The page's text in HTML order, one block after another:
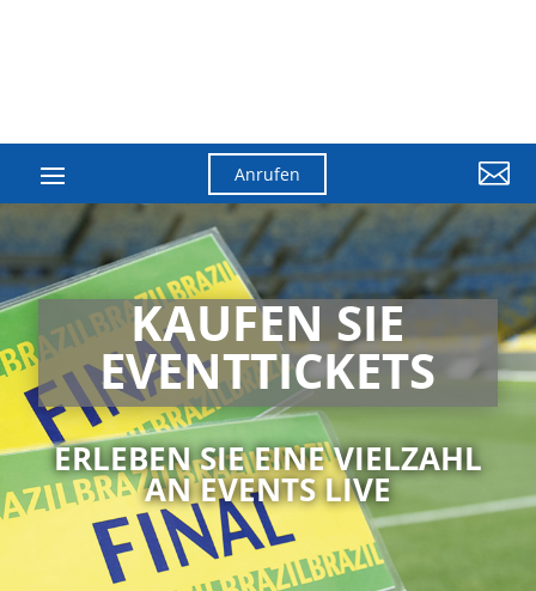
Anrufen 
KAUFEN SIE
EVENTTICKETS
ERLEBEN SIE EINE VIELZAHL
AN EVENTS LIVE